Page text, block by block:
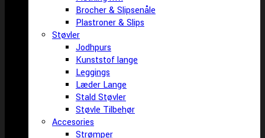
Brocher & Slipsenåle
Plastroner & Slips
Støvler
Jodhpurs
Kunststof lange
Leggings
Læder Lange
Stald Støvler
Støvle Tilbehør
Accesories
Strømper